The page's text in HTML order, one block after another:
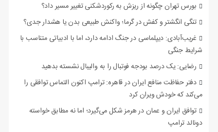
بورس تهران چگونه از ریزش به رکوردشکنی تغییر مسیر داد؟
تنگی انگشتر و کفش در گرما؛ واکنش طبیعی بدن یا هشدار جدی؟
غریب‌آبادی: دیپلماسی در جنگ ادامه دارد، اما با ادبیاتی متناسب با
شرایط جنگی
رضایی: یک درصد بودجه فوتبال را به والیبال نشسته بدهید
دفتر حفاظت منافع ایران در قاهره: ترامپ اکنون التماس توافقی را
می‌کند که خودش ویران کرد
توافق ایران و عمان در هرمز شکل می‌گیرد؛ اما نه مطابق خواسته
دونالد ترامپ